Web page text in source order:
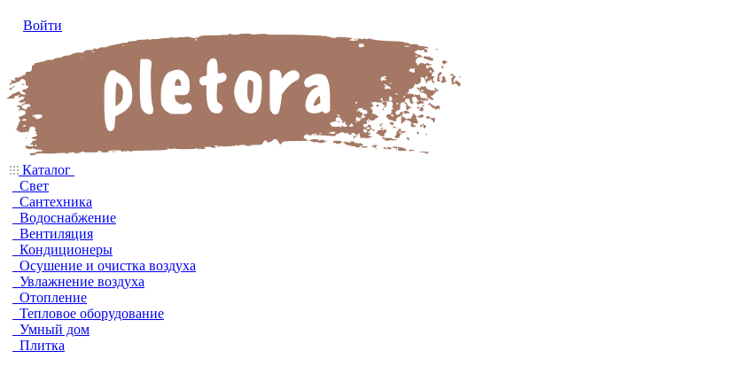
Войти
Каталог
Свет
Сантехника
Водоснабжение
Вентиляция
Кондиционеры
Осушение и очистка воздуха
Увлажнение воздуха
Отопление
Тепловое оборудование
Умный дом
Плитка